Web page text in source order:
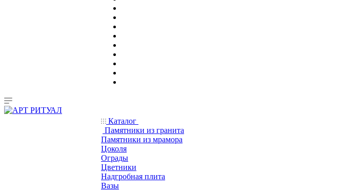
Каталог
Памятники из гранита
Памятники из мрамора
Цоколя
Ограды
Цветники
Надгробная плита
Вазы